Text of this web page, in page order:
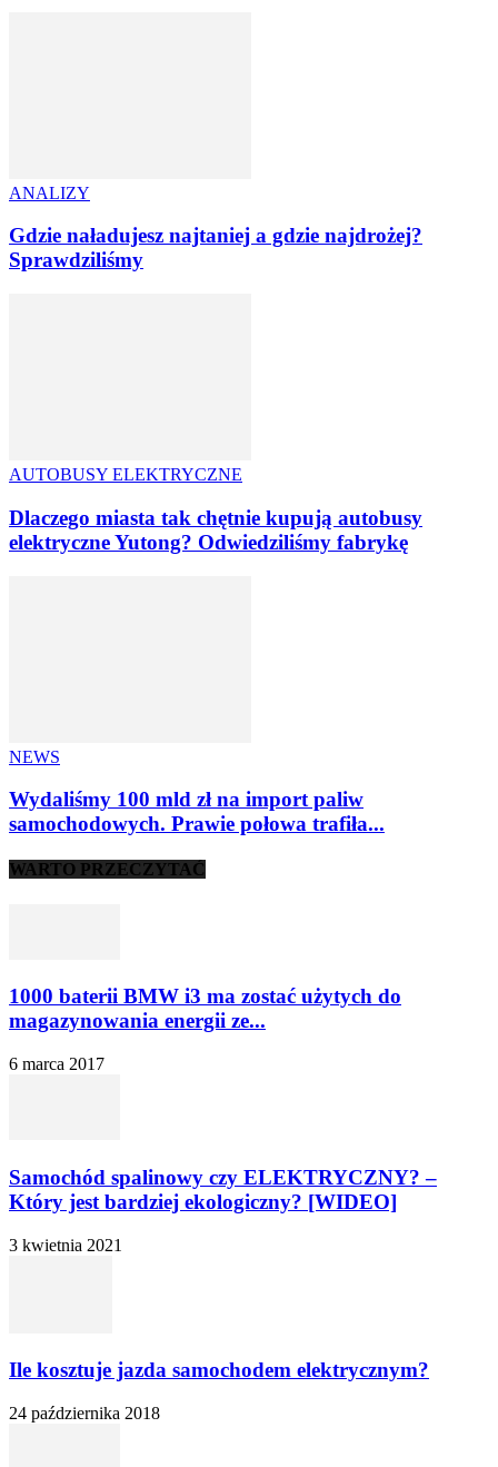
ANALIZY
Gdzie naładujesz najtaniej a gdzie najdrożej?
Sprawdziliśmy
AUTOBUSY ELEKTRYCZNE
Dlaczego miasta tak chętnie kupują autobusy
elektryczne Yutong? Odwiedziliśmy fabrykę
NEWS
Wydaliśmy 100 mld zł na import paliw
samochodowych. Prawie połowa trafiła...
WARTO PRZECZYTAĆ
1000 baterii BMW i3 ma zostać użytych do
magazynowania energii ze...
6 marca 2017
Samochód spalinowy czy ELEKTRYCZNY? –
Który jest bardziej ekologiczny? [WIDEO]
3 kwietnia 2021
Ile kosztuje jazda samochodem elektrycznym?
24 października 2018